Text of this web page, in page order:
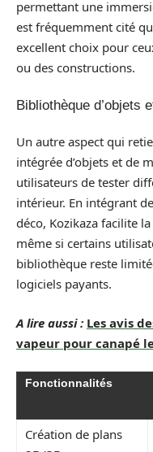
permettant une
est fréquemment cité
excellent choix pour
ou des constructions.
Bibliothèque d’objets
Un autre aspect qui
intégrée d’objets et de
utilisateurs de tester
intérieur. En intégrant
déco, Kozikaza facilite
même si certains
bibliothèque reste
logiciels payants.
A lire aussi : Les avis
vapeur pour canapé
Fonctionnalités
Création de plans